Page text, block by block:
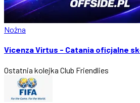
Nożna
Vicenza Virtus - Catania oficjalne
Ostatnia kolejka Club Friendlies